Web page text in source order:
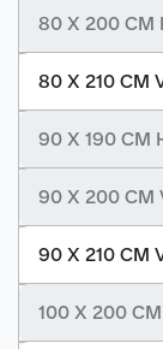
80 X 200 CM
80 X 210 CM
90 X 190 CM
90 X 200 CM
90 X 210 CM
100 X 200